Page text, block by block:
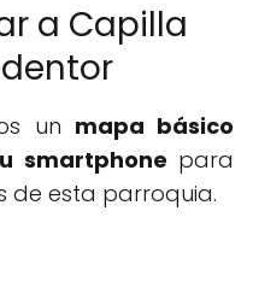
a Capilla
un mapa básico
smartphone para
de esta parroquia.